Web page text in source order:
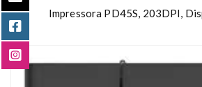
Impressora PD45S, 203DPI,